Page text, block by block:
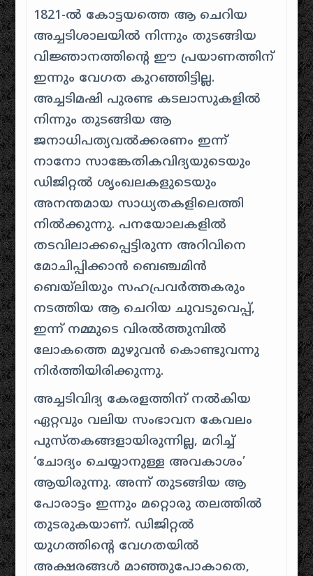
1821-ൽ കോട്ടയത്തെ ആ ചെറിയ
അച്ചടിശാലയിൽ നിന്നും തുടങ്ങിയ
വിജ്ഞാനത്തിന്റെ ഈ പ്രയാണത്തിന്
ഇന്നും വേഗത കുറഞ്ഞിട്ടില്ല.
അച്ചടിമഷി പുരണ്ട കടലാസുകളിൽ
നിന്നും തുടങ്ങിയ ആ
ജനാധിപത്യവൽക്കരണം ഇന്ന്
നാനോ സാങ്കേതികവിദ്യയുടെയും
ഡിജിറ്റൽ ശൃംഖലകളുടെയും
അനന്തമായ സാധ്യതകളിലെത്തി
നിൽക്കുന്നു. പനയോലകളിൽ
തടവിലാക്കപ്പെട്ടിരുന്ന അറിവിനെ
മോചിപ്പിക്കാൻ ബെഞ്ചമിൻ
ബെയ്‌ലിയും സഹപ്രവർത്തകരും
നടത്തിയ ആ ചെറിയ ചുവടുവെപ്പ്,
ഇന്ന് നമ്മുടെ വിരൽത്തുമ്പിൽ
ലോകത്തെ മുഴുവൻ കൊണ്ടുവന്നു
നിർത്തിയിരിക്കുന്നു.
അച്ചടിവിദ്യ കേരളത്തിന് നൽകിയ
ഏറ്റവും വലിയ സംഭാവന കേവലം
പുസ്തകങ്ങളായിരുന്നില്ല, മറിച്ച്
‘ചോദ്യം ചെയ്യാനുള്ള അവകാശം’
ആയിരുന്നു. അന്ന് തുടങ്ങിയ ആ
പോരാട്ടം ഇന്നും മറ്റൊരു തലത്തിൽ
തുടരുകയാണ്. ഡിജിറ്റൽ
യുഗത്തിന്റെ വേഗതയിൽ
അക്ഷരങ്ങൾ മാഞ്ഞുപോകാതെ,